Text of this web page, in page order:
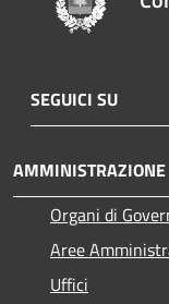
SEGUICI SU
AMMINISTRAZIONE
Organi di
Aree
Uffici